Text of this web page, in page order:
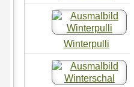
Winterpulli